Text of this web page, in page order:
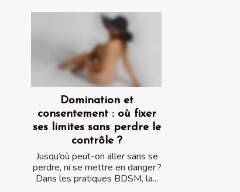
Domination et
consentement : où fixer
ses limites sans perdre le
contrôle ?
Jusqu’où peut-on aller sans se
perdre, ni se mettre en danger ?
Dans les pratiques BDSM, la...